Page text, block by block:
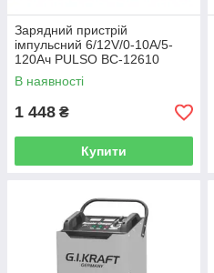
Зарядний пристрій
імпульсний 6/12V/0-10A/5-
120Ач PULSO BC-12610
В наявності
1 448 ₴
Купити